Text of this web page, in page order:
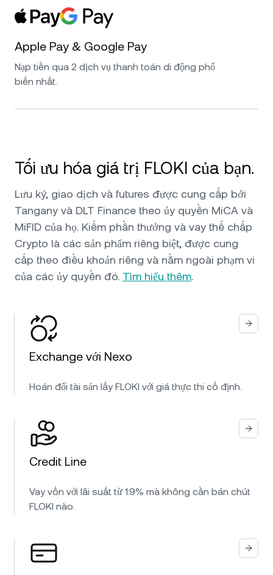
Apple Pay & Google Pay
Nạp tiền qua 2 dịch vụ thanh toán di động phổ
biến nhất.
Tối ưu hóa giá trị FLOKI của bạn.
Lưu ký, giao dịch và futures được cung cấp bởi
Tangany và DLT Finance theo ủy quyền MiCA và
MiFID của họ. Kiếm phần thưởng và vay thế chấp
Crypto là các sản phẩm riêng biệt, được cung
cấp theo điều khoản riêng và nằm ngoài phạm vi
của các ủy quyền đó. Tìm hiểu thêm.
Exchange với Nexo
Hoán đổi tài sản lấy FLOKI với giá thực thi cố định.
Credit Line
Vay vốn với lãi suất từ 1.9% mà không cần bán chút
FLOKI nào.